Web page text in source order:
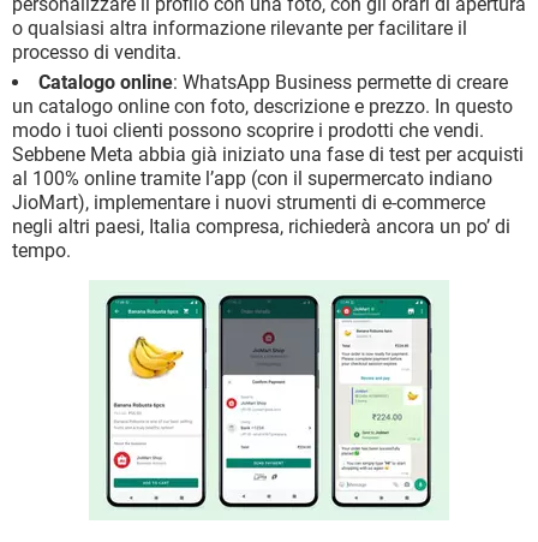
personalizzare il profilo con una foto, con gli orari di apertura
o qualsiasi altra informazione rilevante per facilitare il
processo di vendita.
Catalogo online: WhatsApp Business permette di creare
un catalogo online con foto, descrizione e prezzo. In questo
modo i tuoi clienti possono scoprire i prodotti che vendi.
Sebbene Meta abbia già iniziato una fase di test per acquisti
al 100% online tramite l’app (con il supermercato indiano
JioMart), implementare i nuovi strumenti di e-commerce
negli altri paesi, Italia compresa, richiederà ancora un po’ di
tempo.